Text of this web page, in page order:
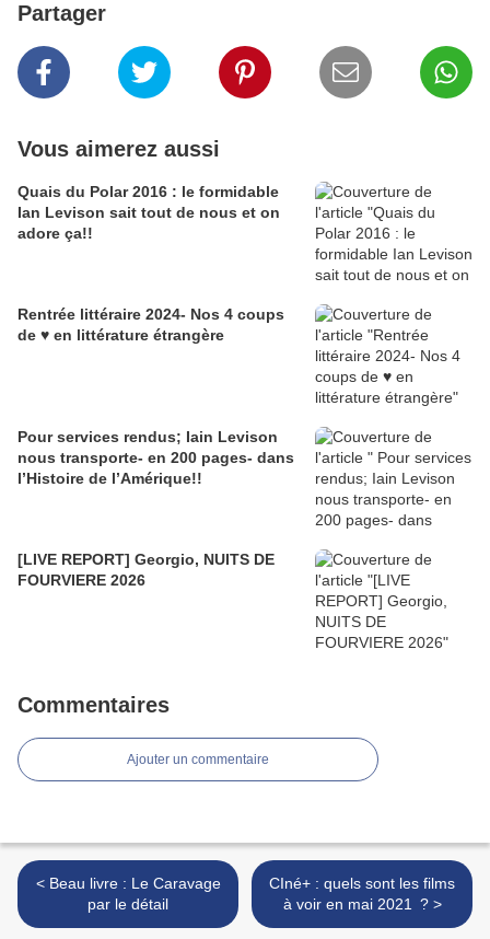
Partager
Vous aimerez aussi
Quais du Polar 2016 : le formidable
Ian Levison sait tout de nous et on
adore ça!!
Rentrée littéraire 2024- Nos 4 coups
de ♥️ en littérature étrangère
Pour services rendus; Iain Levison
nous transporte- en 200 pages- dans
l’Histoire de l’Amérique!!
[LIVE REPORT] Georgio, NUITS DE
FOURVIERE 2026
Commentaires
Ajouter un commentaire
< Beau livre : Le Caravage
par le détail
CIné+ : quels sont les films
à voir en mai 2021 ? >